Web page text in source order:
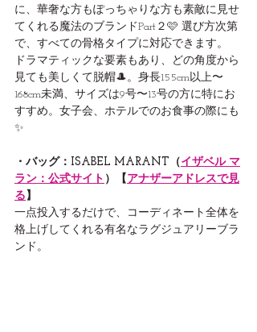
に、華奢な方もぽっちゃりな方も素敵に見せ
てくれる魔法のブランドPart２🩷 選び方次第
で、すべての骨格タイプに対応できます。
ドラマティックな要素もあり、どの角度から
見ても美しくて脱帽🎩。身長155cm以上〜
168cm未満、サイズは9号〜13号の方に特にお
すすめ。女子会、ホテルでのお食事の際にも
✨
・バッグ：ISABEL MARANT（ イザベル マ
ラン：公式サイト ）【アナザーアドレスで見
る 】
一点投入するだけで、コーディネート全体を
格上げしてくれる有名なラグジュアリーブラ
ンド。